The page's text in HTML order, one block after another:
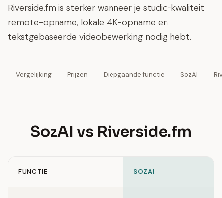
Riverside.fm is sterker wanneer je studio‑kwaliteit
remote-opname, lokale 4K-opname en
tekstgebaseerde videobewerking nodig hebt.
Vergelijking Prijzen Diepgaande functie SozAI
SozAI vs Riverside.fm
FUNCTIE SOZAI